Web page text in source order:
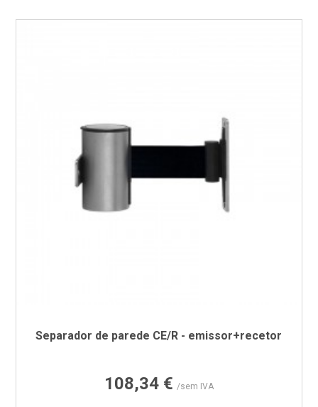
Separador de parede CE/R - emissor+recetor
Preço
108,34 € /sem IVA